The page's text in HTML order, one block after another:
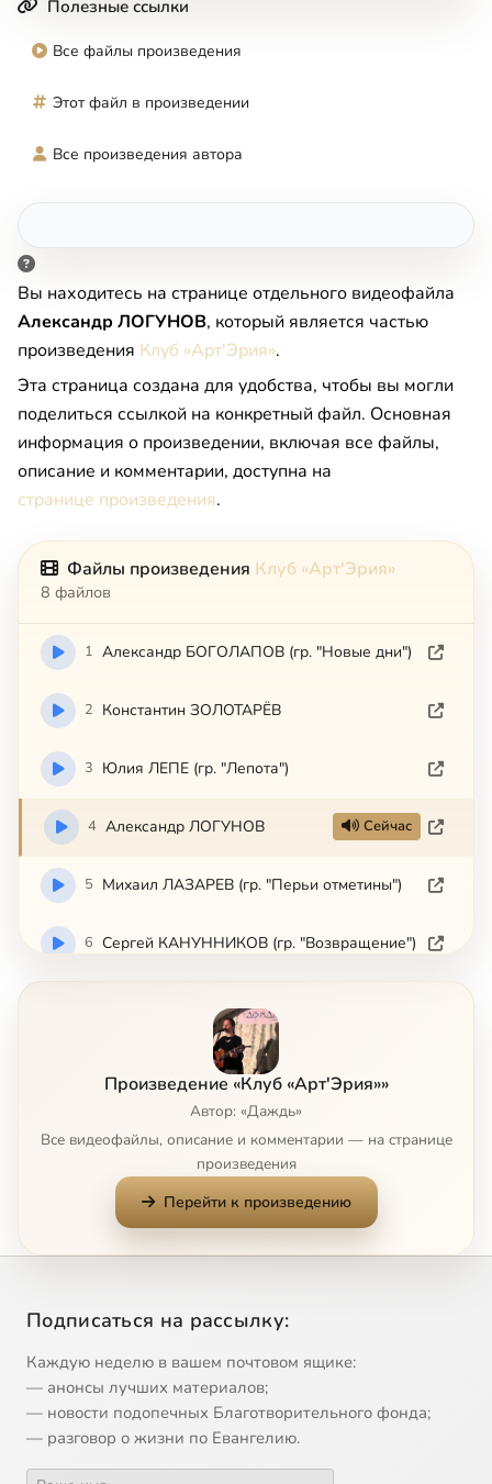
Полезные ссылки
Все файлы произведения
Этот файл в произведении
Все произведения автора
Вы находитесь на странице отдельного видеофайла
Александр ЛОГУНОВ, который является частью
произведения Клуб «Арт'Эрия».
Эта страница создана для удобства, чтобы вы могли
поделиться ссылкой на конкретный файл. Основная
информация о произведении, включая все файлы,
описание и комментарии, доступна на
странице произведения.
Файлы произведения Клуб «Арт'Эрия»
8 файлов
1 Александр БОГОЛАПОВ (гр. "Новые дни")
2 Константин ЗОЛОТАРЁВ
3 Юлия ЛЕПЕ (гр. "Лепота")
4 Александр ЛОГУНОВ Сейчас
5 Михаил ЛАЗАРЕВ (гр. "Перьи отметины")
6 Сергей КАНУННИКОВ (гр. "Возвращение")
Мария ФРОЛОВСКАЯ (гр. "Травы ветра")
Произведение «Клуб «Арт'Эрия»»
Автор: «Даждь»
Все видеофайлы, описание и комментарии — на странице
произведения
Перейти к произведению
Подписаться на рассылку:
Каждую неделю в вашем почтовом ящике:
— анонсы лучших материалов;
— новости подопечных Благотворительного фонда;
— разговор о жизни по Евангелию.